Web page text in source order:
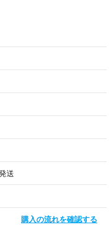
ろしくお願い致します。
さい( ˆˆ )
送
購入の流れを確認する